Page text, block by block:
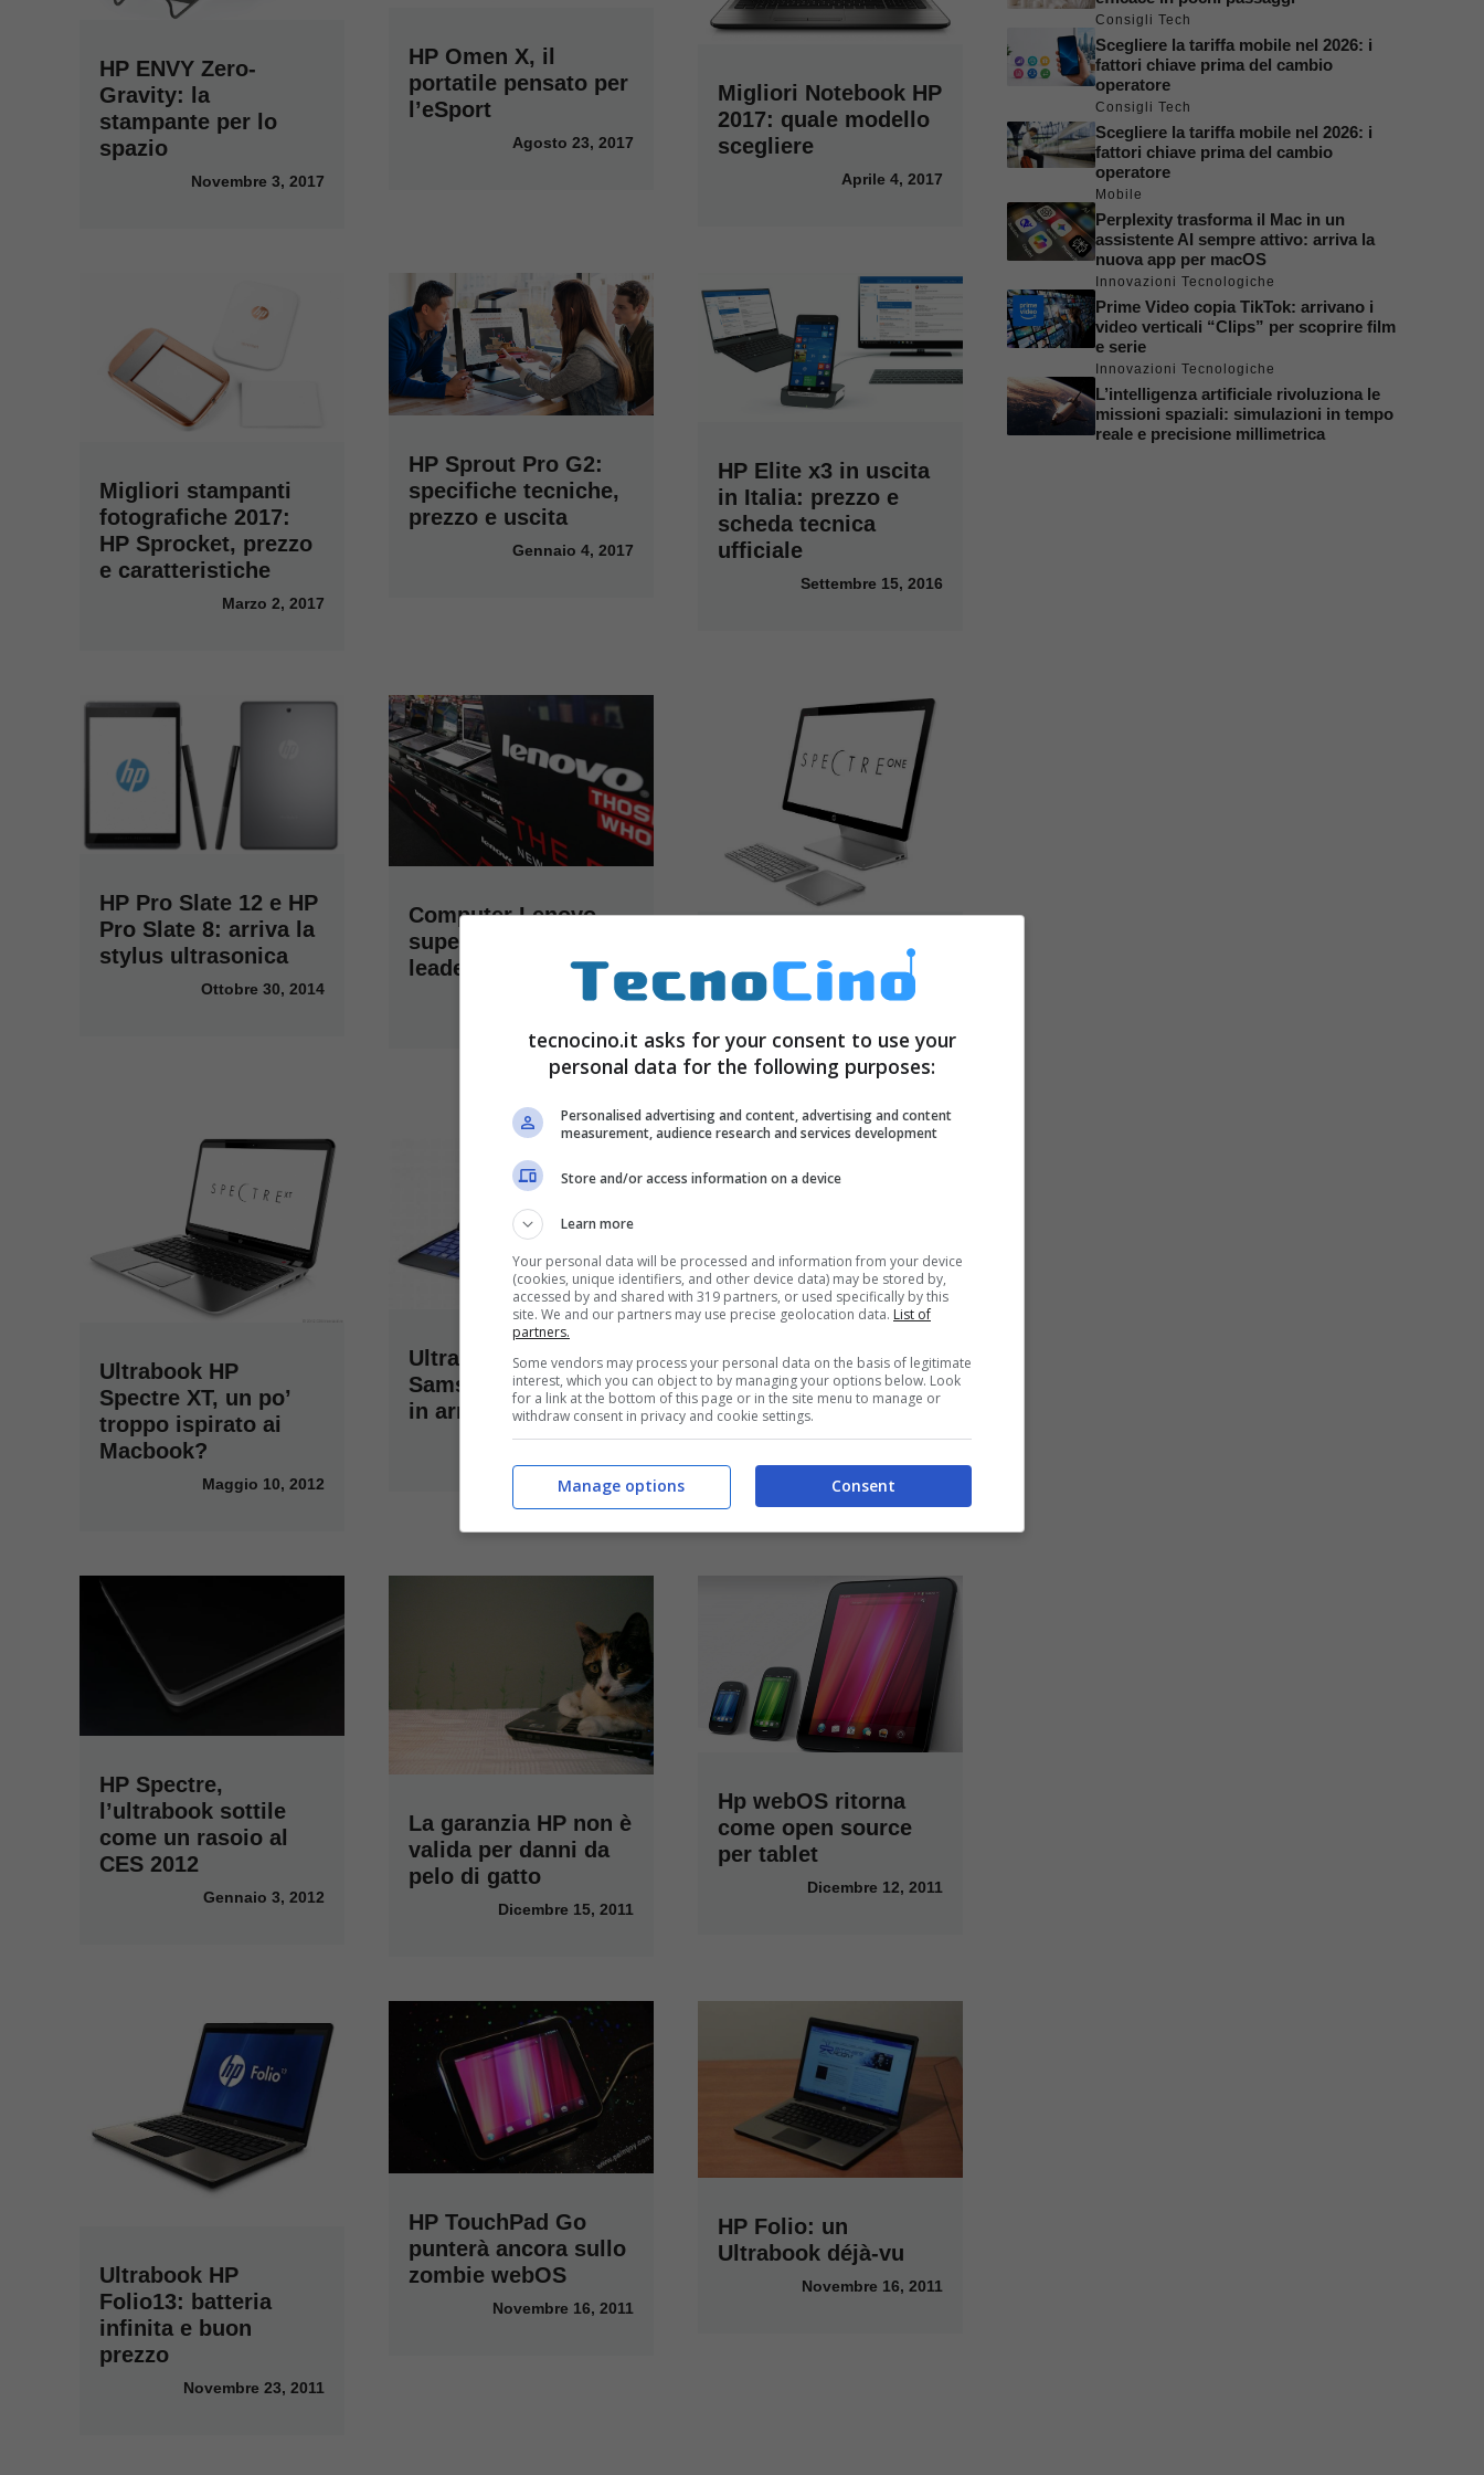
HP ENVY Zero-
Gravity: la
stampante per lo
spazio
Novembre 3, 2017
HP Omen X, il
portatile pensato per
l’eSport
Agosto 23, 2017
Migliori Notebook HP
2017: quale modello
scegliere
Aprile 4, 2017
Migliori stampanti
fotografiche 2017:
HP Sprocket, prezzo
e caratteristiche
Marzo 2, 2017
HP Sprout Pro G2:
specifiche tecniche,
prezzo e uscita
Gennaio 4, 2017
HP Elite x3 in uscita
in Italia: prezzo e
scheda tecnica
ufficiale
Settembre 15, 2016
HP Pro Slate 12 e HP
Pro Slate 8: arriva la
stylus ultrasonica
Ottobre 30, 2014
Computer Lenovo
superano HP, Cina
leader del settore
Ottobre 11, 2012
HP Spectre One: PC
troppo ispirato a
Settembre 11, 2012
Ultrabook HP
Spectre XT, un po’
troppo ispirato ai
Macbook?
Maggio 10, 2012
Ultrabook Asus, HP e
Samsung scorrevoli
in arrivo? [FOTO]
Aprile 18, 2012
Il garage di HP, la
Betlemme della
Silicon Valley
[FOTO]
HP Spectre,
l’ultrabook sottile
come un rasoio al
CES 2012
Gennaio 3, 2012
La garanzia HP non è
valida per danni da
pelo di gatto
Dicembre 15, 2011
Hp webOS ritorna
come open source
per tablet
Dicembre 12, 2011
Ultrabook HP
Folio13: batteria
infinita e buon
prezzo
Novembre 23, 2011
HP TouchPad Go
punterà ancora sullo
zombie webOS
Novembre 16, 2011
HP Folio: un
Ultrabook déjà-vu
Novembre 16, 2011
Consigli Tech
Scegliere la tariffa mobile nel 2026: i
fattori chiave prima del cambio
operatore
Consigli Tech
Scegliere la tariffa mobile nel 2026: i
fattori chiave prima del cambio
operatore
Mobile
Perplexity trasforma il Mac in un
assistente AI sempre attivo: arriva la
nuova app per macOS
Innovazioni Tecnologiche
Prime Video copia TikTok: arrivano i
video verticali “Clips” per scoprire film
e serie
Innovazioni Tecnologiche
L’intelligenza artificiale rivoluziona le
missioni spaziali: simulazioni in tempo
reale e precisione millimetrica
tecnocino.it asks for your consent to use your
personal data for the following purposes:
Personalised advertising and content, advertising and content
measurement, audience research and services development
Store and/or access information on a device
Learn more
Your personal data will be processed and information from your device
(cookies, unique identifiers, and other device data) may be stored by,
accessed by and shared with 319 partners, or used specifically by this
site. We and our partners may use precise geolocation data. List of
partners.
Some vendors may process your personal data on the basis of legitimate
interest, which you can object to by managing your options below. Look
for a link at the bottom of this page or in the site menu to manage or
withdraw consent in privacy and cookie settings.
Consent
Manage options